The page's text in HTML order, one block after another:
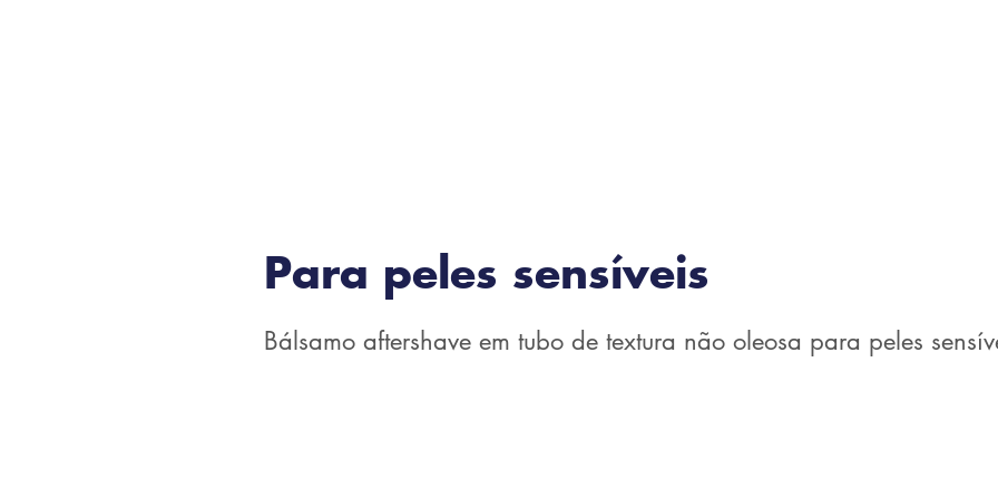
Para peles sensíveis
Bálsamo aftershave em tubo de textura não oleosa para peles